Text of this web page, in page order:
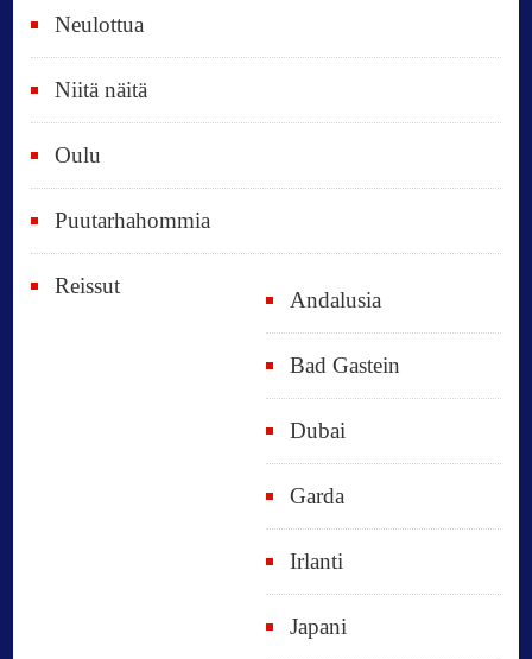
Neulottua
Niitä näitä
Oulu
Puutarhahommia
Reissut
Andalusia
Bad Gastein
Dubai
Garda
Irlanti
Japani